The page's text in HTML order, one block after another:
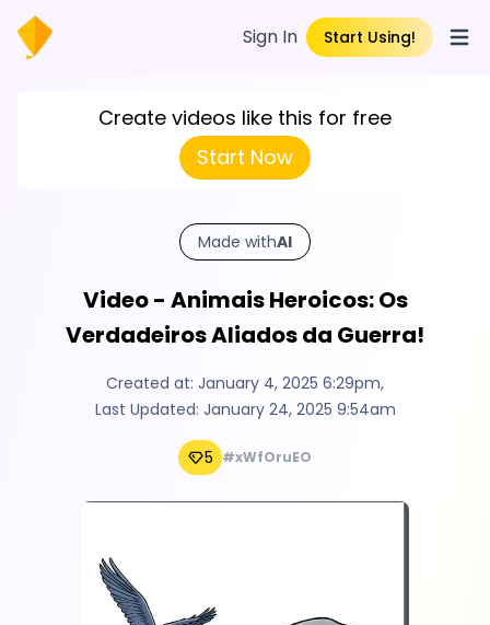
Sign In Start Using!
Create videos like this for free
Start Now
Made withAI
Video - Animais Heroicos: Os
Verdadeiros Aliados da Guerra!
Created at: January 4, 2025 6:29pm,
Last Updated: January 24, 2025 9:54am
5 #xWfOruEO